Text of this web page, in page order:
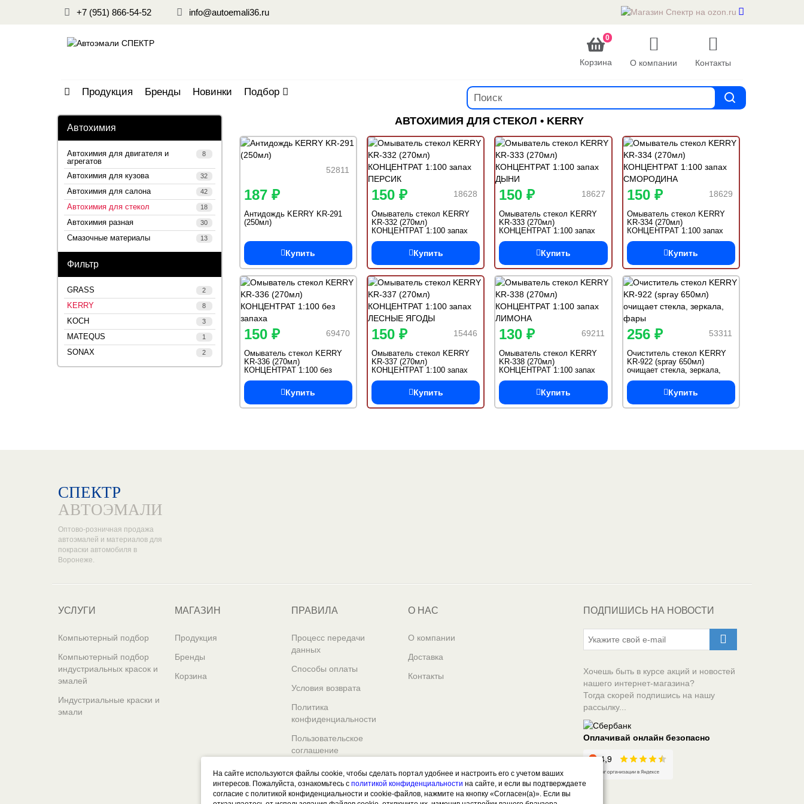
+7 (951) 866-54-52 info@autoemali36.ru
0
Корзина О компании Контакты
Продукция Бренды Новинки Подбор
Автохимия
Автохимия для двигателя и
агрегатов
8
Автохимия для кузова 32
Автохимия для салона 42
Автохимия для стекол 18
Автохимия разная 30
Смазочные материалы 13
Фильтр
GRASS 2
KERRY 8
KOCH 3
MATEQUS 1
SONAX 2
АВТОХИМИЯ ДЛЯ СТЕКОЛ • KERRY
52811
187 ₽
Антидождь KERRY KR-291
(250мл)
Купить
18628
150 ₽
Омыватель стекол KERRY
KR-332 (270мл)
КОНЦЕНТРАТ 1:100 запах
ПЕРСИК
Купить
18627
150 ₽
Омыватель стекол KERRY
KR-333 (270мл)
КОНЦЕНТРАТ 1:100 запах
ДЫНИ
Купить
18629
150 ₽
Омыватель стекол KERRY
KR-334 (270мл)
КОНЦЕНТРАТ 1:100 запах
СМОРОДИНА
Купить
69470
150 ₽
Омыватель стекол KERRY
KR-336 (270мл)
КОНЦЕНТРАТ 1:100 без
запаха
Купить
15446
150 ₽
Омыватель стекол KERRY
KR-337 (270мл)
КОНЦЕНТРАТ 1:100 запах
ЛЕСНЫЕ ЯГОДЫ
Купить
69211
130 ₽
Омыватель стекол KERRY
KR-338 (270мл)
КОНЦЕНТРАТ 1:100 запах
ЛИМОНА
Купить
53311
256 ₽
Очиститель стекол KERRY
KR-922 (spray 650мл)
очищает стекла, зеркала,
фары
Купить
СПЕКТР
АВТОЭМАЛИ
Оптово-розничная продажа
автоэмалей и материалов для
покраски автомобиля в
Воронеже.
УСЛУГИ
Компьютерный подбор
Компьютерный подбор
индустриальных красок и
эмалей
Индустриальные краски и
эмали
МАГАЗИН
Продукция
Бренды
Корзина
ПРАВИЛА
Процесс передачи
данных
Способы оплаты
Условия возврата
Политика
конфиденциальности
Пользовательское
соглашение
О НАС
О компании
Доставка
Контакты
ПОДПИШИСЬ НА НОВОСТИ
Хочешь быть в курсе акций и новостей
нашего интернет-магазина?
Тогда скорей подпишись на нашу
рассылку...
Оплачивай онлайн безопасно
На сайте используются файлы cookie, чтобы сделать портал удобнее и настроить его с учетом ваших
интересов. Пожалуйста, ознакомьтесь с политикой конфиденциальности на сайте, и если вы подтверждаете
согласие с политикой конфиденциальности и cookie-файлов, нажмите на кнопку «Согласен(а)». Если вы